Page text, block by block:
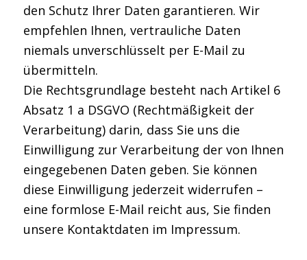
den Schutz Ihrer Daten garantieren. Wir
empfehlen Ihnen, vertrauliche Daten
niemals unverschlüsselt per E-Mail zu
übermitteln.
Die Rechtsgrundlage besteht nach Artikel 6
Absatz 1 a DSGVO (Rechtmäßigkeit der
Verarbeitung) darin, dass Sie uns die
Einwilligung zur Verarbeitung der von Ihnen
eingegebenen Daten geben. Sie können
diese Einwilligung jederzeit widerrufen –
eine formlose E-Mail reicht aus, Sie finden
unsere Kontaktdaten im Impressum.